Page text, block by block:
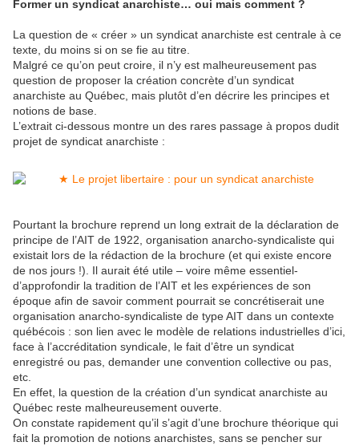
Former un syndicat anarchiste… oui mais comment ?
La question de « créer » un syndicat anarchiste est centrale à ce
texte, du moins si on se fie au titre.
Malgré ce qu’on peut croire, il n’y est malheureusement pas
question de proposer la création concrète d’un syndicat
anarchiste au Québec, mais plutôt d’en décrire les principes et
notions de base.
L’extrait ci-dessous montre un des rares passage à propos dudit
projet de syndicat anarchiste :
Pourtant la brochure reprend un long extrait de la déclaration de
principe de l’AIT de 1922, organisation anarcho-syndicaliste qui
existait lors de la rédaction de la brochure (et qui existe encore
de nos jours !). Il aurait été utile – voire même essentiel-
d’approfondir la tradition de l’AIT et les expériences de son
époque afin de savoir comment pourrait se concrétiserait une
organisation anarcho-syndicaliste de type AIT dans un contexte
québécois : son lien avec le modèle de relations industrielles d’ici,
face à l’accréditation syndicale, le fait d’être un syndicat
enregistré ou pas, demander une convention collective ou pas,
etc.
En effet, la question de la création d’un syndicat anarchiste au
Québec reste malheureusement ouverte.
On constate rapidement qu’il s’agit d’une brochure théorique qui
fait la promotion de notions anarchistes, sans se pencher sur